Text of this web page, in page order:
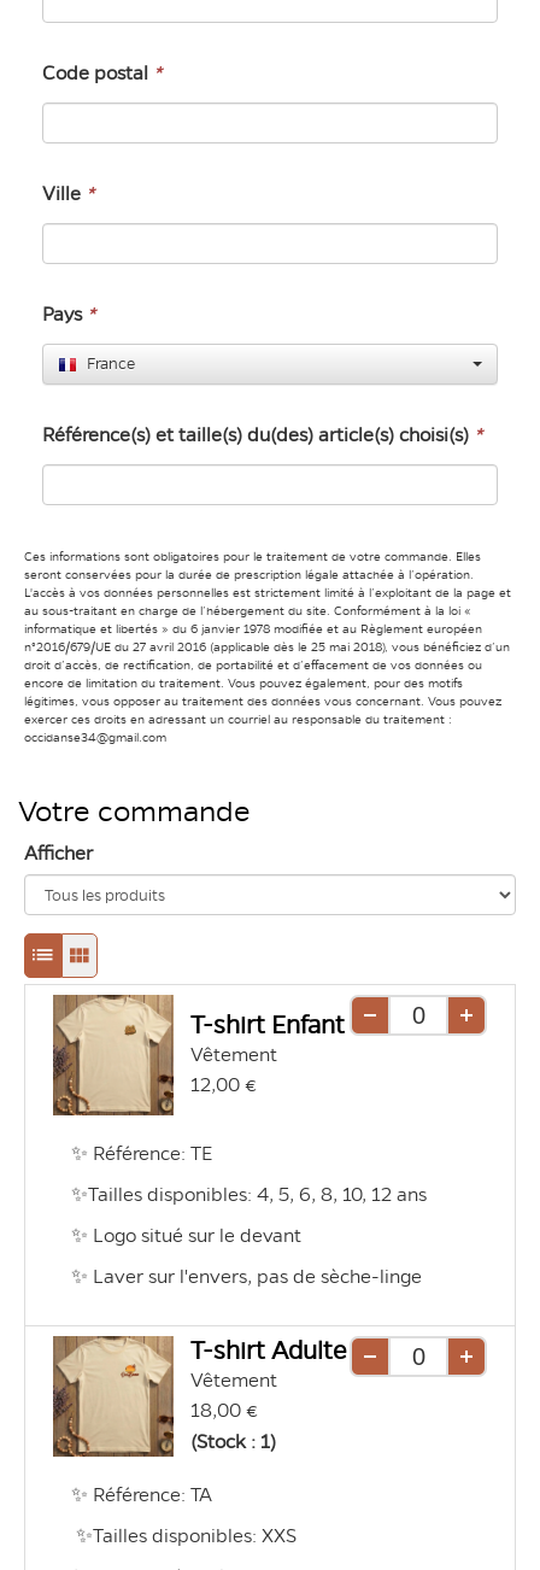
Code postal *
Ville *
Pays *
France
Référence(s) et taille(s) du(des) article(s) choisi(s) *
Ces informations sont obligatoires pour le traitement de votre commande. Elles
seront conservées pour la durée de prescription légale attachée à l’opération.
L'accès à vos données personnelles est strictement limité à l’exploitant de la page et
au sous-traitant en charge de l’hébergement du site. Conformément à la loi «
informatique et libertés » du 6 janvier 1978 modifiée et au Règlement européen
n°2016/679/UE du 27 avril 2016 (applicable dès le 25 mai 2018), vous bénéficiez d’un
droit d’accès, de rectification, de portabilité et d’effacement de vos données ou
encore de limitation du traitement. Vous pouvez également, pour des motifs
légitimes, vous opposer au traitement des données vous concernant. Vous pouvez
exercer ces droits en adressant un courriel au responsable du traitement :
occidanse34@gmail.com
Votre commande
Afficher
Passage
en
mode
d'affichage
liste
Passage
en
mode
d'affichage
grille
T-shirt Enfant
Vêtement
12,00 €
Retirer
Ajouter
✨ Référence: TE
✨Tailles disponibles: 4, 5, 6, 8, 10, 12 ans
✨ Logo situé sur le devant
✨ Laver sur l'envers, pas de sèche-linge
T-shirt Adulte
Vêtement
18,00 €
(Stock : 1)
Retirer
Ajouter
✨ Référence: TA